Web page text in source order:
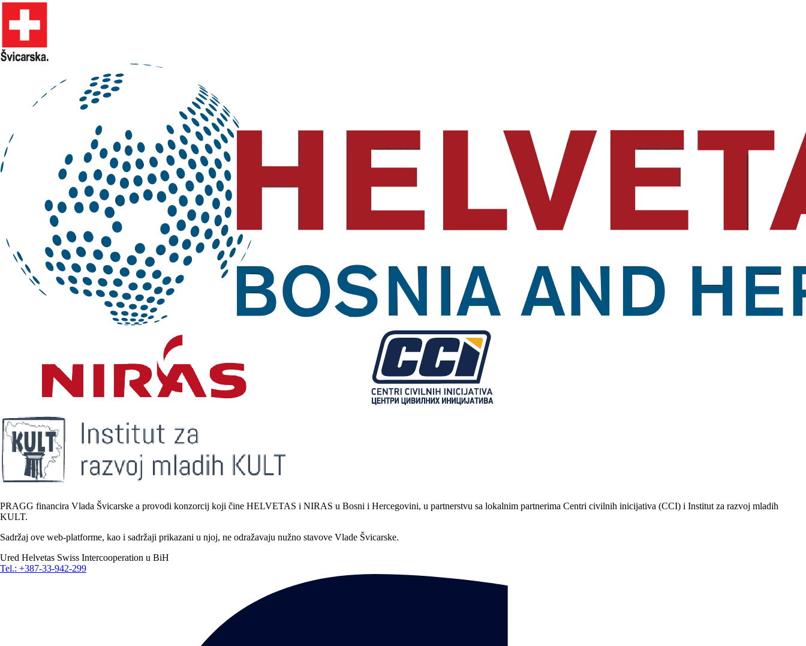
PRAGG financira Vlada Švicarske a provodi konzorcij koji čine HELVETAS i NIRAS u Bosni i Hercegovini, u partnerstvu sa lokalnim partnerima Centri civilnih inicijativa (CCI) i Institut za razvoj mladih
KULT.
Sadržaj ove web-platforme, kao i sadržaji prikazani u njoj, ne odražavaju nužno stavove Vlade Švicarske.
Ured Helvetas Swiss Intercooperation u BiH
Tel.: +387-33-942-299